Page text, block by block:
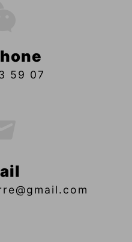
59 07